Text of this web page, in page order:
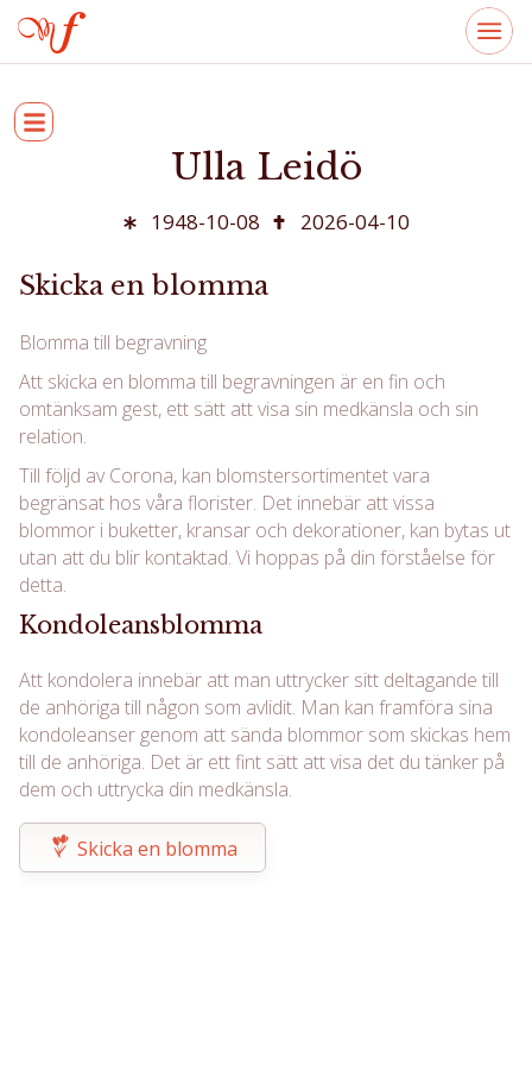
Ulla Leidö
1948-10-08 2026-04-10
Skicka en blomma
Blomma till begravning
Att skicka en blomma till begravningen är en fin och
omtänksam gest, ett sätt att visa sin medkänsla och sin
relation.
Till följd av Corona, kan blomstersortimentet vara
begränsat hos våra florister. Det innebär att vissa
blommor i buketter, kransar och dekorationer, kan bytas ut
utan att du blir kontaktad. Vi hoppas på din förståelse för
detta.
Kondoleansblomma
Att kondolera innebär att man uttrycker sitt deltagande till
de anhöriga till någon som avlidit. Man kan framföra sina
kondoleanser genom att sända blommor som skickas hem
till de anhöriga. Det är ett fint sätt att visa det du tänker på
dem och uttrycka din medkänsla.
Skicka en blomma